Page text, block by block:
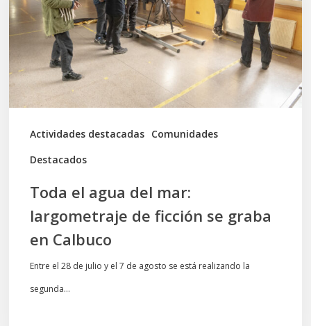
Actividades destacadas Comunidades
Destacados
mar:
largometraje
de
ficción
se
graba
Toda el agua del mar:
largometraje de ficción se graba
en Calbuco
Entre el 28 de julio y el 7 de agosto se está realizando la
segunda…